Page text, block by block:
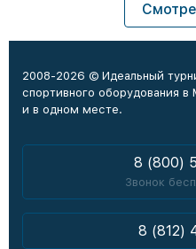
2008-2026 © Идеальный
спортивного оборудования
и в одном месте.
8 (800)
Звонок
8 (812)